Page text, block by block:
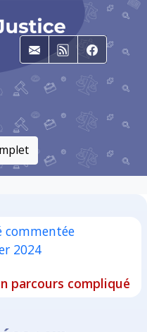
E-mailRSS
commentée
2024
parcours compliqué